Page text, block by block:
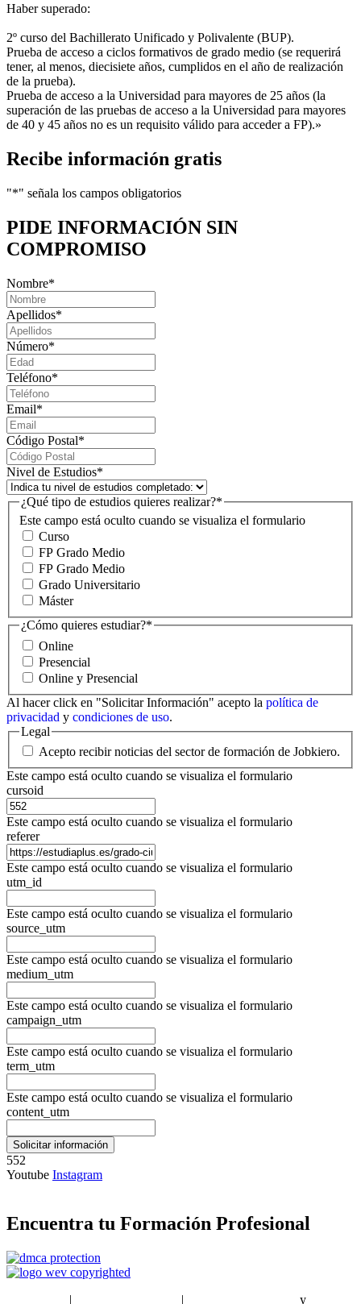
Haber superado:
2º curso del Bachillerato Unificado y Polivalente (BUP).
Prueba de acceso a ciclos formativos de grado medio (se requerirá
tener, al menos, diecisiete años, cumplidos en el año de realización
de la prueba).
Prueba de acceso a la Universidad para mayores de 25 años (la
superación de las pruebas de acceso a la Universidad para mayores
de 40 y 45 años no es un requisito válido para acceder a FP).»
Recibe información gratis
"*" señala los campos obligatorios
PIDE INFORMACIÓN SIN
COMPROMISO
Nombre*
Apellidos*
Número*
Teléfono*
Email*
Código Postal*
Nivel de Estudios*
Este campo está oculto cuando se visualiza el formulario
¿Qué tipo de estudios quieres realizar?*
Curso
FP Grado Medio
FP Grado Medio
Grado Universitario
Máster
¿Cómo quieres estudiar?*
Online
Presencial
Online y Presencial
Al hacer click en "Solicitar Información" acepto la política de
privacidad y condiciones de uso.
Legal
Acepto recibir noticias del sector de formación de Jobkiero.
Este campo está oculto cuando se visualiza el formulario
cursoid
Este campo está oculto cuando se visualiza el formulario
referer
Este campo está oculto cuando se visualiza el formulario
utm_id
Este campo está oculto cuando se visualiza el formulario
source_utm
Este campo está oculto cuando se visualiza el formulario
medium_utm
Este campo está oculto cuando se visualiza el formulario
campaign_utm
Este campo está oculto cuando se visualiza el formulario
term_utm
Este campo está oculto cuando se visualiza el formulario
content_utm
552
Youtube Instagram
Encuentra tu Formación Profesional
| | y